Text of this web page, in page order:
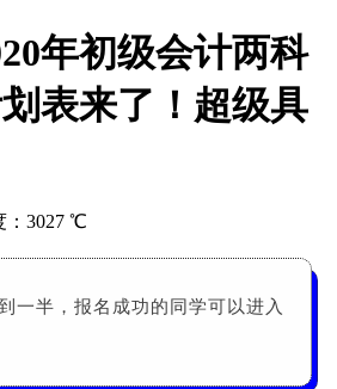
年初级会计两科
表来了！超级具
：3027 ℃
一半，报名成功的同学可以进入